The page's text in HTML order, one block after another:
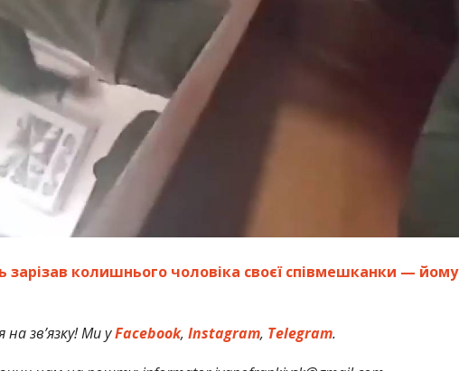
зарізав колишнього чоловіка своєї співмешканки — йому
зв’язку! Ми уFacebook, Instagram, Telegram.